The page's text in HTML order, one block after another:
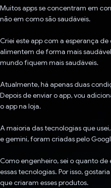
Muitos apps se concentram em
não em como são saudáveis.
Criei este app com a esperança de
alimentem de forma mais
mundo fiquem mais saudáveis.
Atualmente, há apenas duas
Depois de enviar o app, vou
o app na loja.
A maioria das tecnologias que
e gemini, foram criadas pelo
Como engenheiro, sei o quanto
essas tecnologias. Por isso,
que criaram esses produtos.